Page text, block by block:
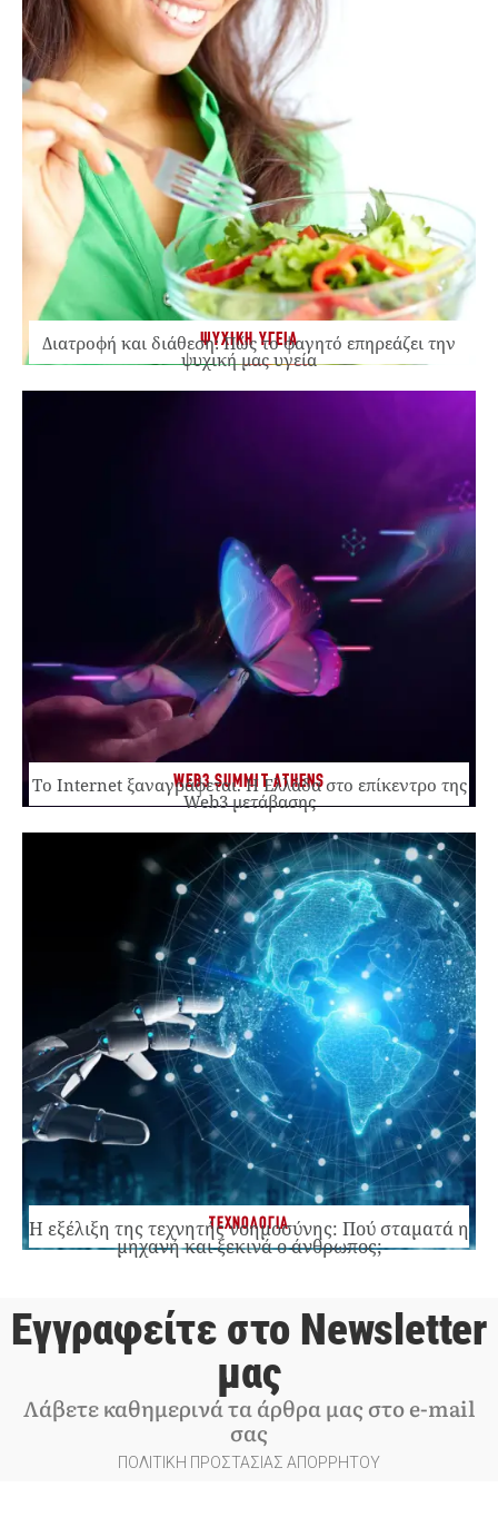
ΨΥΧΙΚΗ ΥΓΕΙΑ
Διατροφή και διάθεση: Πώς το φαγητό επηρεάζει την
ψυχική μας υγεία
WEB3 SUMMIT ATHENS
Το Internet ξαναγράφεται. Η Ελλάδα στο επίκεντρο της
Web3 μετάβασης
ΤΕΧΝΟΛΟΓΙΑ
Η εξέλιξη της τεχνητής νοημοσύνης: Πού σταματά η
μηχανή και ξεκινά ο άνθρωπος;
Εγγραφείτε στο Newsletter
μας
Λάβετε καθημερινά τα άρθρα μας στο e-mail
σας
ΠΟΛΙΤΙΚΗ ΠΡΟΣΤΑΣΙΑΣ ΑΠΟΡΡΗΤΟΥ